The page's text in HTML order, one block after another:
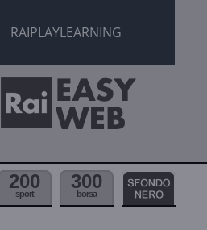
RAIPLAYLEARNING
200
sport
300
borsa